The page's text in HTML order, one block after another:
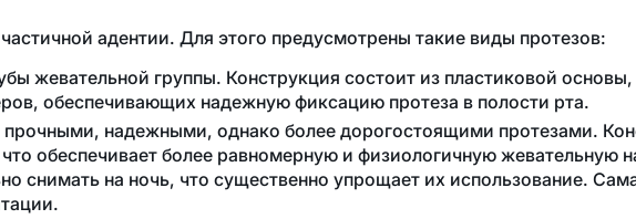
адентии. Для этого предусмотрены такие виды протезов:
жевательной группы. Конструкция состоит из пластиковой
обеспечивающих надежную фиксацию протеза в полости рта.
надежными, однако более дорогостоящими протезами.
обеспечивает более равномерную и физиологичную жевательную
снимать на ночь, что существенно упрощает их использование.